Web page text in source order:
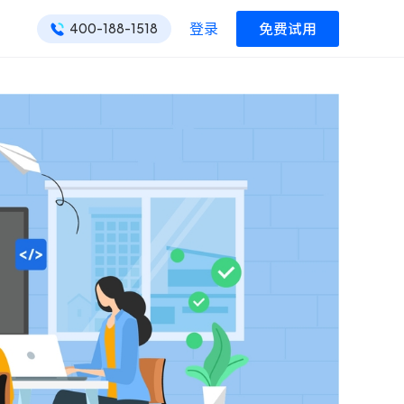
ONES 资讯
400-188-1518 登录 免费试用